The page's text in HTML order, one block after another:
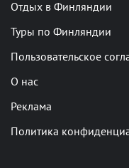
Отдых в Финляндии
Туры по Финляндии
Пользовательское
О нас
Реклама
Политика